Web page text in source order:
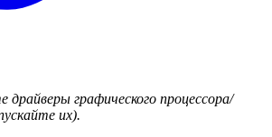
драйверы графического процессора/
их).